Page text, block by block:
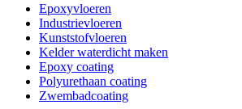
Epoxyvloeren
Industrievloeren
Kunststofvloeren
Kelder waterdicht maken
Epoxy coating
Polyurethaan coating
Zwembadcoating